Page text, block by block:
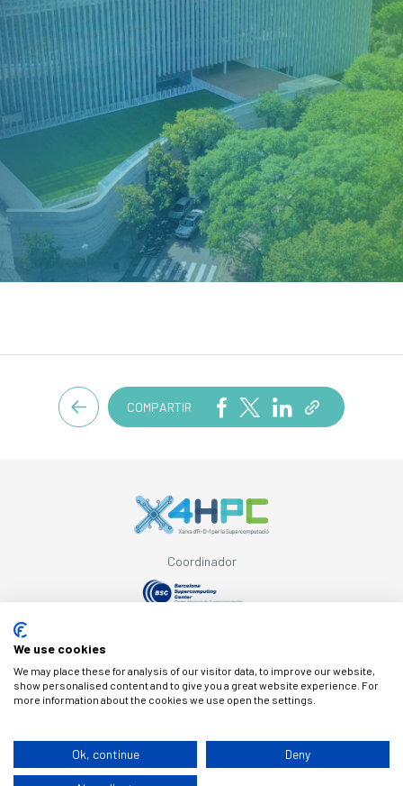
COMPARTIR
Coordinador
We use cookies
We may place these for analysis of our visitor data, to improve our website,
show personalised content and to give you a great website experience. For
more information about the cookies we use open the settings.
Ok, continue Deny